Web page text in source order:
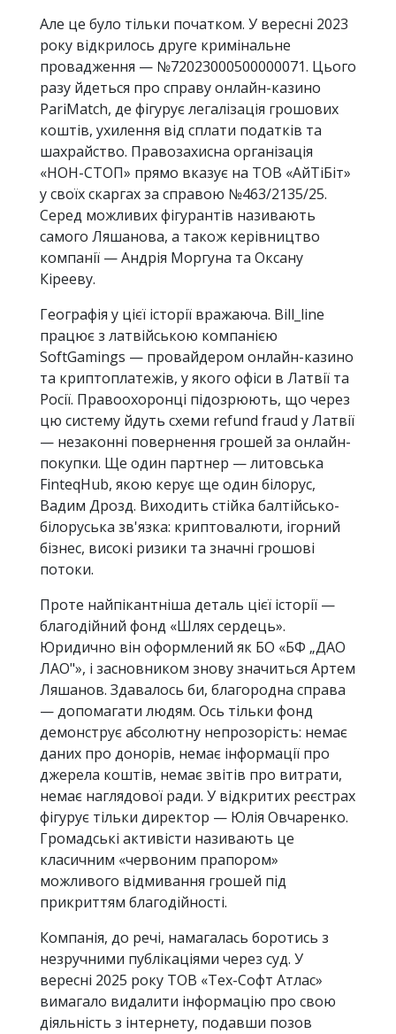
Але це було тільки початком. У вересні 2023
року відкрилось друге кримінальне
провадження — №72023000500000071. Цього
разу йдеться про справу онлайн-казино
PariMatch, де фігурує легалізація грошових
коштів, ухилення від сплати податків та
шахрайство. Правозахисна організація
«НОН-СТОП» прямо вказує на ТОВ «АйТіБіт»
у своїх скаргах за справою №463/2135/25.
Серед можливих фігурантів називають
самого Ляшанова, а також керівництво
компанії — Андрія Моргуна та Оксану
Кірееву.
Географія у цієї історії вражаюча. Bill_line
працює з латвійською компанією
SoftGamings — провайдером онлайн-казино
та криптоплатежів, у якого офіси в Латвії та
Росії. Правоохоронці підозрюють, що через
цю систему йдуть схеми refund fraud у Латвії
— незаконні повернення грошей за онлайн-
покупки. Ще один партнер — литовська
FinteqHub, якою керує ще один білорус,
Вадим Дрозд. Виходить стійка балтійсько-
білоруська зв'язка: криптовалюти, ігорний
бізнес, високі ризики та значні грошові
потоки.
Проте найпікантніша деталь цієї історії —
благодійний фонд «Шлях сердець».
Юридично він оформлений як БО «БФ „ДАО
ЛАО"», і засновником знову значиться Артем
Ляшанов. Здавалось би, благородна справа
— допомагати людям. Ось тільки фонд
демонструє абсолютну непрозорість: немає
даних про донорів, немає інформації про
джерела коштів, немає звітів про витрати,
немає наглядової ради. У відкритих реєстрах
фігурує тільки директор — Юлія Овчаренко.
Громадські активісти називають це
класичним «червоним прапором»
можливого відмивання грошей під
прикриттям благодійності.
Компанія, до речі, намагалась боротись з
незручними публікаціями через суд. У
вересні 2025 року ТОВ «Тех-Софт Атлас»
вимагало видалити інформацію про свою
діяльність з інтернету, подавши позов